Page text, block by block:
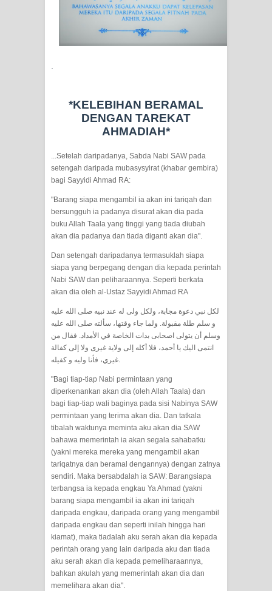
SIRHINDI)
Wusul kepada Allah
SUNNAH WAL JAMA'AH: BUKAN
MENGENAL DIRI
SYARAHAN TINGKAT TINGGI
TASAWWUF*
Syahadat… tapi belum benar-benar
menyaksikan.
SURAT AL-FATIHAHNYA TIDAK
FASIH. TAPI SINGA PUN TUNDUK
PADANYA
SHAYKH TAREKAT ATAU TUKANG
SIHIR? JANGAN MUDAH
TERPESONA, JANGAN JUGA
MUDAH MENGHUKUM
DI TANGAN MURSYID, CINTA
MENEMUKAN JALAN PULANG
RAWATAN TAREKAT: APABILA
ALLAH MENYEMBUHKAN HATI, JIWA
·
*KELEBIHAN BERAMAL
DENGAN TAREKAT
AHMADIAH*
...Setelah daripadanya, Sabda Nabi SAW pada
setengah daripada mubasysyirat (khabar gembira)
bagi Sayyidi Ahmad RA:
"Barang siapa mengambil ia akan ini tariqah dan
bersungguh ia padanya disurat akan dia pada
buku Allah Taala yang tinggi yang tiada diubah
akan dia padanya dan tiada diganti akan dia".
Dan setengah daripadanya termasuklah siapa
siapa yang berpegang dengan dia kepada perintah
Nabi SAW dan peliharaannya. Seperti berkata
akan dia oleh al-Ustaz Sayyidi Ahmad RA
لكل نبي دعوة مجابة، ولكل ولی له عند نبيه صلى الله عليه
و سلم طلة مقبولة. ولما جاء وقتها، سألته صلى الله عليه
وسلم أن يتولی اصحابی بدات الخاصة في الأمداد. فقال من
انتمى اليك يا أحمد، فلا أكله إلى ولاية غيری ولا إلى كفالة
غيري، فأنا وليه و كفيله.
"Bagi tiap-tiap Nabi permintaan yang
diperkenankan akan dia (oleh Allah Taala) dan
bagi tiap-tiap wali baginya pada sisi Nabinya SAW
permintaan yang terima akan dia. Dan tatkala
tibalah waktunya meminta aku akan dia SAW
bahawa memerintah ia akan segala sahabatku
(yakni mereka mereka yang mengambil akan
tariqatnya dan beramal dengannya) dengan zatnya
sendiri. Maka bersabdalah ia SAW: Barangsiapa
terbangsa ia kepada engkau Ya Ahmad (yakni
barang siapa mengambil ia akan ini tariqah
daripada engkau, daripada orang yang mengambil
daripada engkau dan seperti inilah hingga hari
kiamat), maka tiadalah aku serah akan dia kepada
perintah orang yang lain daripada aku dan tiada
aku serah akan dia kepada pemeliharaannya,
bahkan akulah yang memerintah akan dia dan
memelihara akan dia".